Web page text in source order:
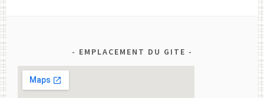
EMPLACEMENT DU GITE